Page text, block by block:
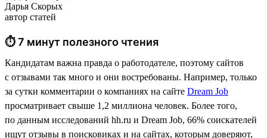
Дарья Скорых
автор статей
⏱ 7 минут полезного чтения
Кандидатам важна правда о работодателе, поэтому сайтов
с отзывами так много и они востребованы. Например, только
за сутки комментарии о компаниях на сайте Dream Job
просматривает свыше 1,2 миллиона человек. Более того,
по данным исследований hh.ru и Dream Job, 66% соискателей
ищут отзывы в поисковиках и на сайтах, которым доверяют,